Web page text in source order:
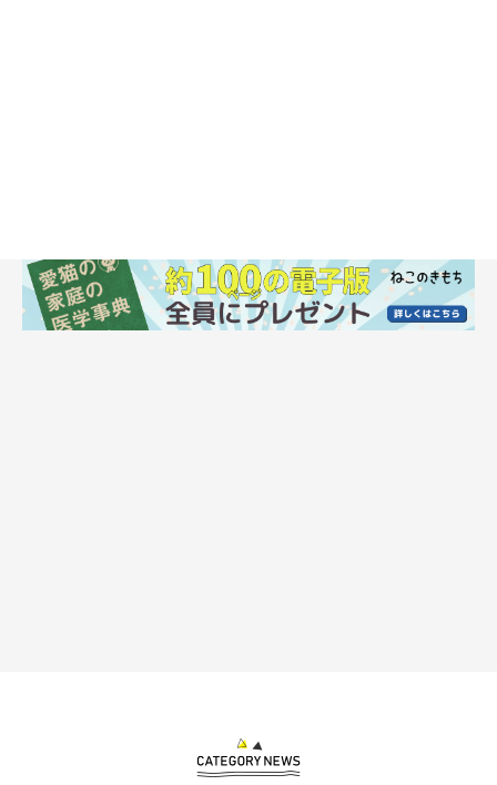
角膜炎
目の表面を覆う透明な膜のことを角膜といい、この角膜に炎症が